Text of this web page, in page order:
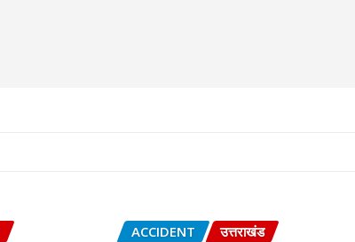
ACCIDENT
उत्तराखंड